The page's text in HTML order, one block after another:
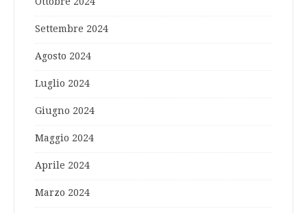
Settembre 2024
Agosto 2024
Luglio 2024
Giugno 2024
Maggio 2024
Aprile 2024
Marzo 2024